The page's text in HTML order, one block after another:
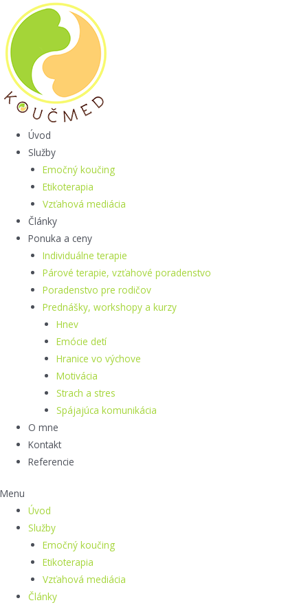
Preskočiť
obsah
Úvod
Služby
Emočný koučing
Etikoterapia
Vzťahová mediácia
Články
Ponuka a ceny
Individuálne terapie
Párové terapie, vzťahové poradenstvo
Poradenstvo pre rodičov
Prednášky, workshopy a kurzy
Hnev
Emócie detí
Hranice vo výchove
Motivácia
Strach a stres
Spájajúca komunikácia
O mne
Kontakt
Referencie
Menu
Úvod
Služby
Emočný koučing
Etikoterapia
Vzťahová mediácia
Články